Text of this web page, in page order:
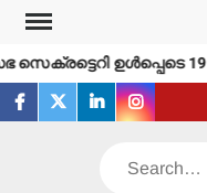
Skip
content
ഉള്‍പ്പെടെ 19
facebook
twitterlinkedin
Search